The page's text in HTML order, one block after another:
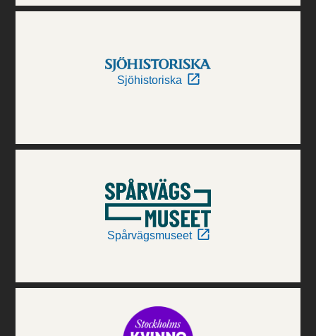
Sjöhistoriska
Spårvägsmuseet